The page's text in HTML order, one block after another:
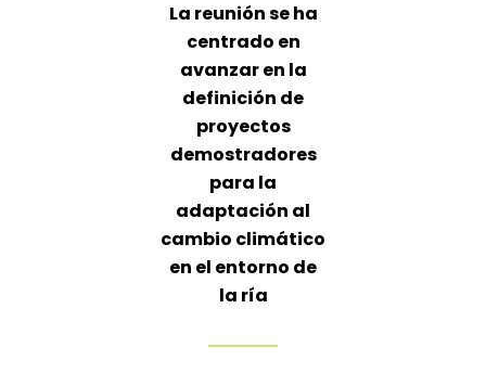
La reunión se ha
centrado en
avanzar en la
definición de
proyectos
demostradores
para la
adaptación al
cambio climático
en el entorno de
la ría